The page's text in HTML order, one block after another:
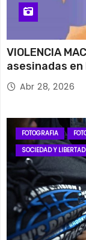
VIOLENCIA
asesinadas en
Abr 28, 2026
FOTOGRAFIA
SOCIEDAD Y LIBERTAD